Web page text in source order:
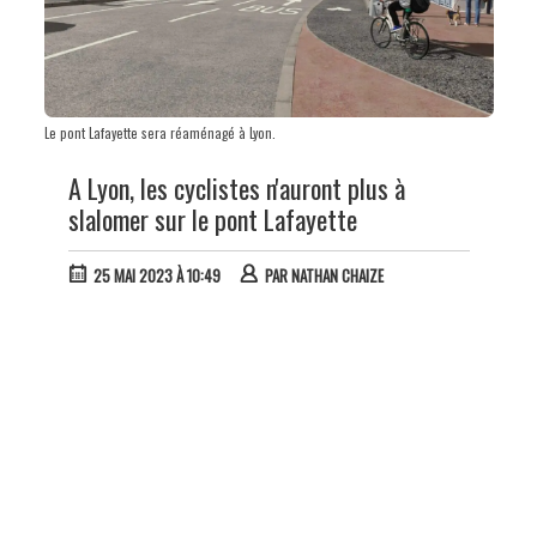
Le pont Lafayette sera réaménagé à Lyon.
A Lyon, les cyclistes n'auront plus à
slalomer sur le pont Lafayette
25 MAI 2023 À 10:49 PARNATHAN CHAIZE